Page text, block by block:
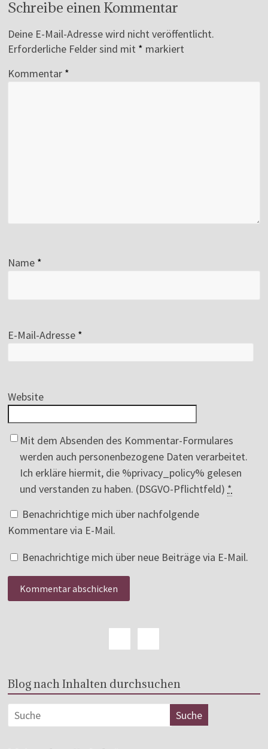
Schreibe einen Kommentar
Deine E-Mail-Adresse wird nicht veröffentlicht.
Erforderliche Felder sind mit * markiert
Kommentar *
Name *
E-Mail-Adresse *
Website
Mit dem Absenden des Kommentar-Formulares
werden auch personenbezogene Daten verarbeitet.
Ich erkläre hiermit, die %privacy_policy% gelesen
und verstanden zu haben. (DSGVO-Pflichtfeld) *
Benachrichtige mich über nachfolgende
Kommentare via E-Mail.
Benachrichtige mich über neue Beiträge via E-Mail.
Blog nach Inhalten durchsuchen